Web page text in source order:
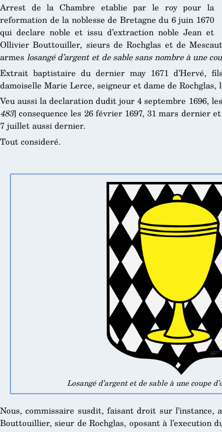
Arrest de la Chambre etablie par le roy pour la
reformation de la noblesse de Bretagne du 6 juin 1670
qui declare noble et issu d’extraction noble Jean et
Ollivier Bouttouiller, sieurs de Rochglas et de
armes losangé d’argent et de sable sans nombre à une
Extrait baptistaire du dernier may 1671 d’Hervé,
damoiselle Marie Lerce, seigneur et dame de Rochglas,
Veu aussi la declaration dudit jour 4 septembre 1696,
483] consequence les 26 février 1697, 31 mars dernier
7 juillet aussi dernier.
Tout consideré.
Losangé d’argent et de sable à une coupe
Nous, commissaire susdit, faisant droit sur l’instance,
Bouttouillier, sieur de Rochglas, oposant à l’execution